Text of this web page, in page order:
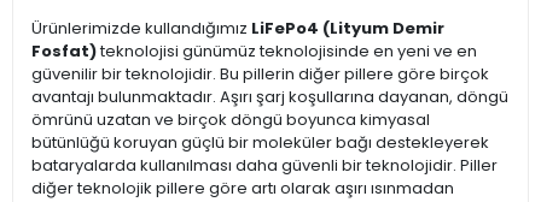
Ürünlerimizde kullandığımız LiFePo4 (Lityum Demir
Fosfat)teknolojisi günümüz teknolojisinde en yeni ve en
güvenilir bir teknolojidir. Bu pillerin diğer pillere göre birçok
avantajı bulunmaktadır. Aşırı şarj koşullarına dayanan, döngü
ömrünü uzatan ve birçok döngü boyunca kimyasal
bütünlüğü koruyan güçlü bir moleküler bağı destekleyerek
bataryalarda kullanılması daha güvenli bir teknolojidir. Piller
diğer teknolojik pillere göre artı olarak aşırı ısınmadan